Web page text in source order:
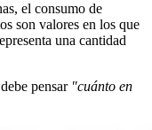
el consumo de
son valores en los que
una cantidad
pensar "cuánto en